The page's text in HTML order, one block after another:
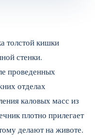
толстой кишки
стенки.
проведенных
отделах
каловых масс из
плотно прилегает
делают на животе.